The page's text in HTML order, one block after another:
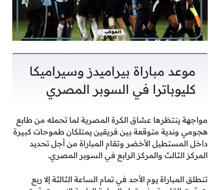
موعد مباراة بيراميدز وسيراميكا
كليوباترا في السوبر المصري
مواجهة ينتظرها عشاق الكرة المصرية لما تحمله من طابع
هجومي وندية متوقعة بين فريقين يمتلكان طموحات كبيرة
داخل المستطيل الأخضر وتقام المباراة من أجل تحديد
المركز الثالث والمركز الرابع في السوبر المصري.
تنطلق المباراة يوم الأحد في تمام الساعة الثالثة إلا ربع